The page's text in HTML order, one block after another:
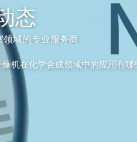
态
领域的专业服务商
机在化学合成领域中的应用有哪